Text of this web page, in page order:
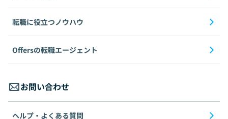
転職に役立つノウハウ
Offersの転職エージェント
お問い合わせ
ヘルプ・よくある質問